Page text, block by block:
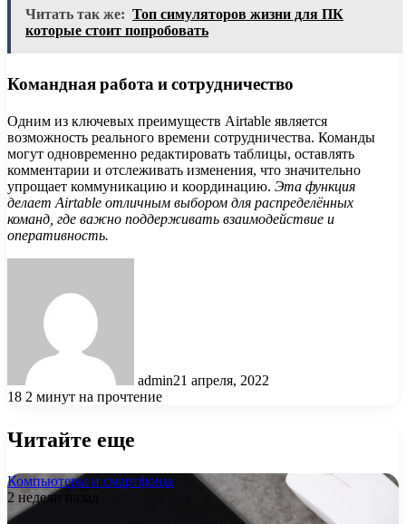
Читать так же: Топ симуляторов жизни для ПК
которые стоит попробовать
Командная работа и сотрудничество
Одним из ключевых преимуществ Airtable является
возможность реального времени сотрудничества. Команды
могут одновременно редактировать таблицы, оставлять
комментарии и отслеживать изменения, что значительно
упрощает коммуникацию и координацию. Эта функция
делает Airtable отличным выбором для распределённых
команд, где важно поддерживать взаимодействие и
оперативность.
admin21 апреля, 2022
18 2 минут на прочтение
Читайте еще
Компьютеры и смартфоны
2 недели назад